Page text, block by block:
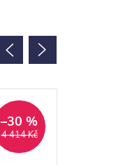
4 414 Kč
–30 %